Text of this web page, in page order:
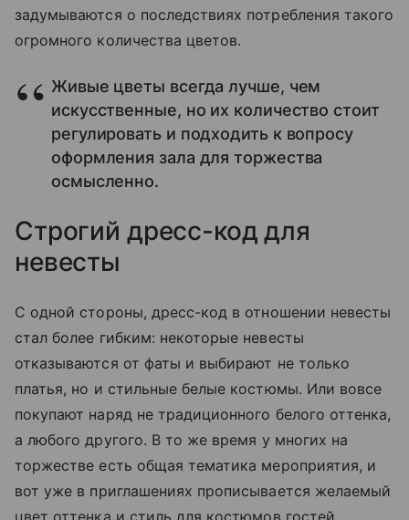
задумываются о последствиях потребления такого
огромного количества цветов.
Живые цветы всегда лучше, чем
искусственные, но их количество стоит
регулировать и подходить к вопросу
оформления зала для торжества
осмысленно.
Строгий дресс-код для
невесты
С одной стороны, дресс-код в отношении невесты
стал более гибким: некоторые невесты
отказываются от фаты и выбирают не только
платья, но и стильные белые костюмы. Или вовсе
покупают наряд не традиционного белого оттенка,
а любого другого. В то же время у многих на
торжестве есть общая тематика мероприятия, и
вот уже в приглашениях прописывается желаемый